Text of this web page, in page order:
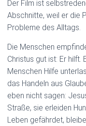
Der Film ist
Abschnitte, weil er die
Probleme des Alltags.
Die Menschen
Christus gut ist: Er hilft.
Menschen Hilfe
das Handeln aus
eben nicht sagen:
Straße, sie erleiden
Leben gefährdet,